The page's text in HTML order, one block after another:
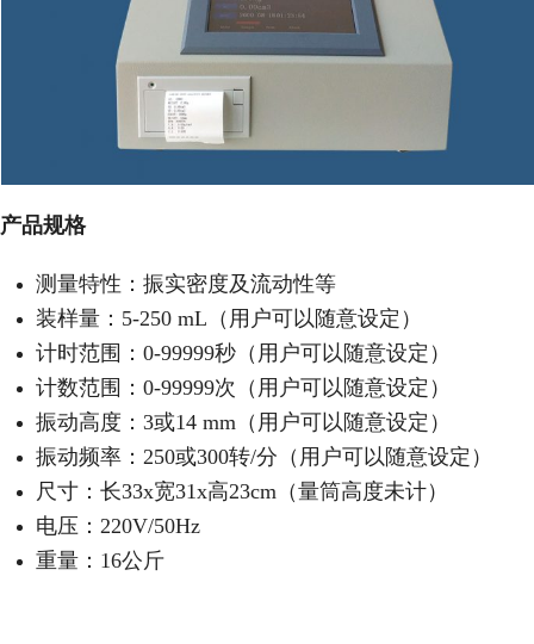
产品规格
测量特性：振实密度及流动性等
装样量：5-250 mL（用户可以随意设定）
计时范围：0-99999秒（用户可以随意设定）
计数范围：0-99999次（用户可以随意设定）
振动高度：3或14 mm（用户可以随意设定）
振动频率：250或300转/分（用户可以随意设定）
尺寸：长33x宽31x高23cm（量筒高度未计）
电压：220V/50Hz
重量：16公斤